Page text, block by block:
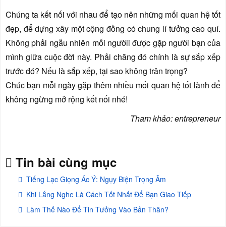
Chúng ta kết nối với nhau để tạo nên những mối quan hệ tốt
đẹp, để dựng xây một cộng đồng có chung lí tưởng cao quí.
Không phải ngẫu nhiên mỗi ngườii được gặp người bạn của
mình giữa cuộc đời này. Phải chăng đó chính là sự sắp xếp
trước đó? Nếu là sắp xếp, tại sao không trân trọng?
Chúc bạn mỗi ngày gặp thêm nhiều mối quan hệ tốt lành để
không ngừng mở rộng kết nối nhé!
Tham khảo: entrepreneur
Tin bài cùng mục
Tiếng Lạc Giọng Ác Ý: Ngụy Biện Trọng Âm
Khi Lắng Nghe Là Cách Tốt Nhất Để Bạn Giao Tiếp
Làm Thế Nào Để Tin Tưởng Vào Bản Thân?